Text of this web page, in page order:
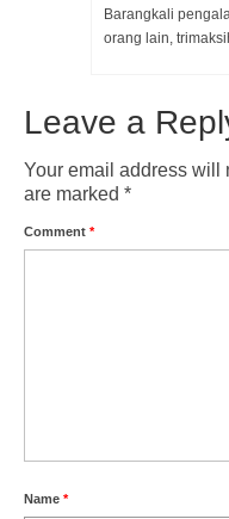
Barangkali
orang lain,
Leave a
Your email address will
are marked *
Comment *
Name *